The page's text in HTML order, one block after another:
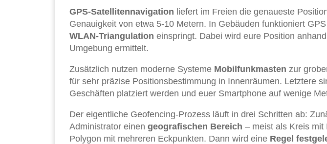
GPS-Satellitennavigation liefert im Freien die genaueste
Genauigkeit von etwa 5-10 Metern. In Gebäuden funktioniert
WLAN-Triangulation einspringt. Dabei wird eure Position
Umgebung ermittelt.
Zusätzlich nutzen moderne Systeme Mobilfunkmasten zur
für sehr präzise Positionsbestimmung in Innenräumen. Letztere
Geschäften platziert werden und euer Smartphone auf wenige
Der eigentliche Geofencing-Prozess läuft in drei Schritten ab:
Administrator einen geografischen Bereich – meist als Kreis mit
Polygon mit mehreren Eckpunkten. Dann wird eine Regel